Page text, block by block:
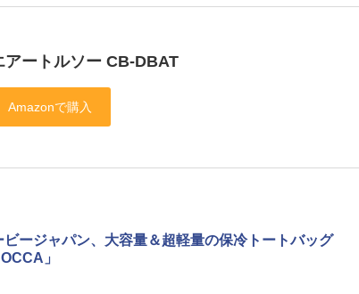
アートルソー CB-DBAT
ビージャパン、大容量＆超軽量の保冷トートバッグ
」